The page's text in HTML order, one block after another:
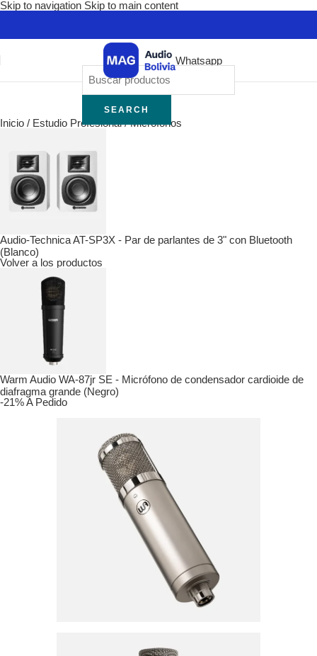
Skip to navigation Skip to main content
Whatsapp
SEARCH
Inicio / Estudio Profesional/ Micrófonos
Audio-Technica AT-SP3X - Par de parlantes de 3" con Bluetooth
(Blanco)
Volver a los productos
Warm Audio WA-87jr SE - Micrófono de condensador cardioide de
diafragma grande (Negro)
-21%A Pedido